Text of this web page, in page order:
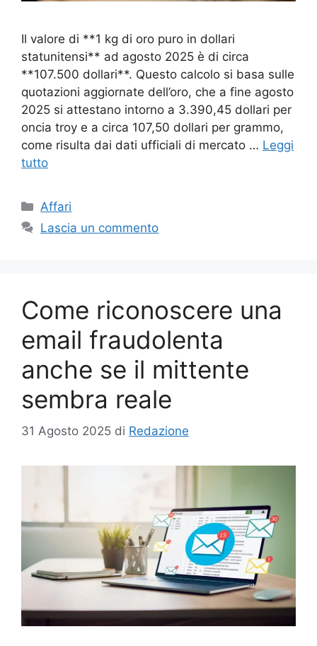
Il valore di **1 kg di oro puro in dollari
statunitensi** ad agosto 2025 è di circa
**107.500 dollari**. Questo calcolo si basa sulle
quotazioni aggiornate dell’oro, che a fine agosto
2025 si attestano intorno a 3.390,45 dollari per
oncia troy e a circa 107,50 dollari per grammo,
come risulta dai dati ufficiali di mercato … Leggi
tutto
Categorie
Affari
Lascia un commento
Come riconoscere una
email fraudolenta
anche se il mittente
sembra reale
31 Agosto 2025 di Redazione